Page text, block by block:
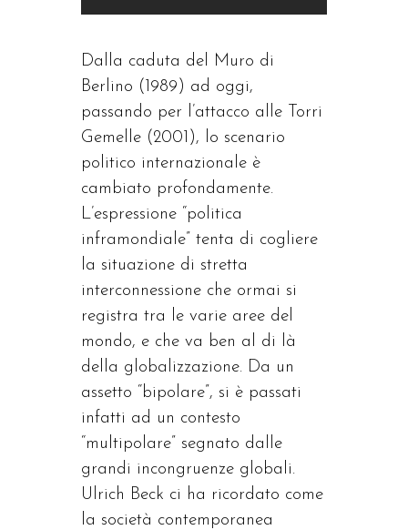
Dalla caduta del Muro di
Berlino (1989) ad oggi,
passando per l’attacco alle Torri
Gemelle (2001), lo scenario
politico internazionale è
cambiato profondamente.
L’espressione “politica
inframondiale” tenta di cogliere
la situazione di stretta
interconnessione che ormai si
registra tra le varie aree del
mondo, e che va ben al di là
della globalizzazione. Da un
assetto “bipolare”, si è passati
infatti ad un contesto
“multipolare” segnato dalle
grandi incongruenze globali.
Ulrich Beck ci ha ricordato come
la società contemporanea